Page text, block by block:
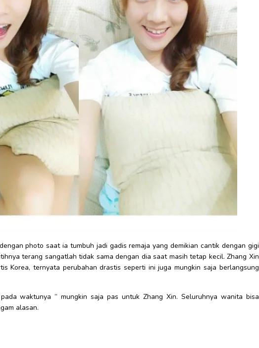
photo saat ia tumbuh jadi gadis remaja yang demikian cantik dengan gigi
terang sangatlah tidak sama dengan dia saat masih tetap kecil. Zhang Xin
Korea, ternyata perubahan drastis seperti ini juga mungkin saja berlangsung
waktunya ” mungkin saja pas untuk Zhang Xin. Seluruhnya wanita bisa
alasan.